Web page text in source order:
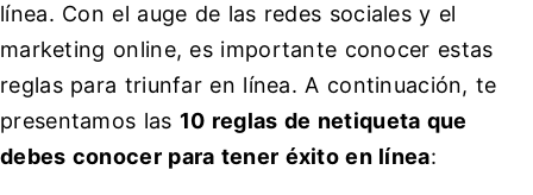
línea. Con el auge de las redes sociales y el
marketing online, es importante conocer estas
reglas para triunfar en línea. A continuación, te
presentamos las 10 reglas de netiqueta que
debes conocer para tener éxito en línea: